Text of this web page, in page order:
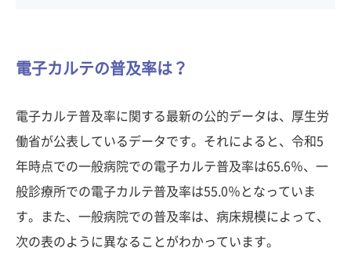
電子カルテの普及率は？
電子カルテ普及率に関する最新の公的データは、厚生労
働省が公表しているデータです。それによると、令和5
年時点での一般病院での電子カルテ普及率は65.6％、一
般診療所での電子カルテ普及率は55.0％となっていま
す。また、一般病院での普及率は、病床規模によって、
次の表のように異なることがわかっています。